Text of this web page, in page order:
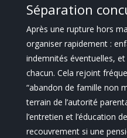
Séparation
Après une rupture hors
organiser rapidement :
indemnités éventuelles,
chacun. Cela rejoint
“abandon de famille non
terrain de l’autorité
l’entretien et l’éducation
recouvrement si une